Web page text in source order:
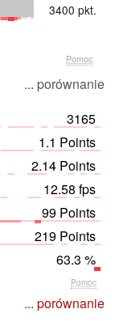
3400 pkt.
Pomoc
... porównanie
3165
1.1 Points
2.14 Points
12.58 fps
99 Points
219 Points
63.3 %
Pomoc
... porównanie